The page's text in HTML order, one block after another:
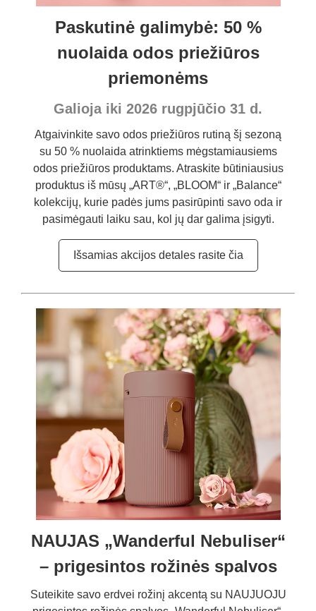
Paskutinė galimybė: 50 %
nuolaida odos priežiūros
priemonėms
Galioja iki 2026 rugpjūčio 31 d.
Atgaivinkite savo odos priežiūros rutiną šį sezoną
su 50 % nuolaida atrinktiems mėgstamiausiems
odos priežiūros produktams. Atraskite būtiniausius
produktus iš mūsų „ART®“, „BLOOM“ ir „Balance“
kolekcijų, kurie padės jums pasirūpinti savo oda ir
pasimėgauti laiku sau, kol jų dar galima įsigyti.
Išsamias akcijos detales rasite čia
NAUJAS „Wanderful Nebuliser“
– prigesintos rožinės spalvos
Suteikite savo erdvei rožinį akcentą su NAUJUOJU